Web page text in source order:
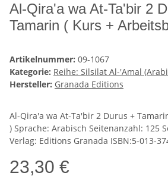
Al-Qira'a wa At-Ta'bir 2
Tamarin ( Kurs +
Artikelnummer: 09-1067
Kategorie: Reihe: Silsilat Al-'Amal
Hersteller: Granada Editions
Al-Qira'a wa At-Ta'bir 2 Durus +
) Sprache: Arabisch Seitenanzahl: 125
Verlag: Editions Granada ISBN:5-013-
23,30 €